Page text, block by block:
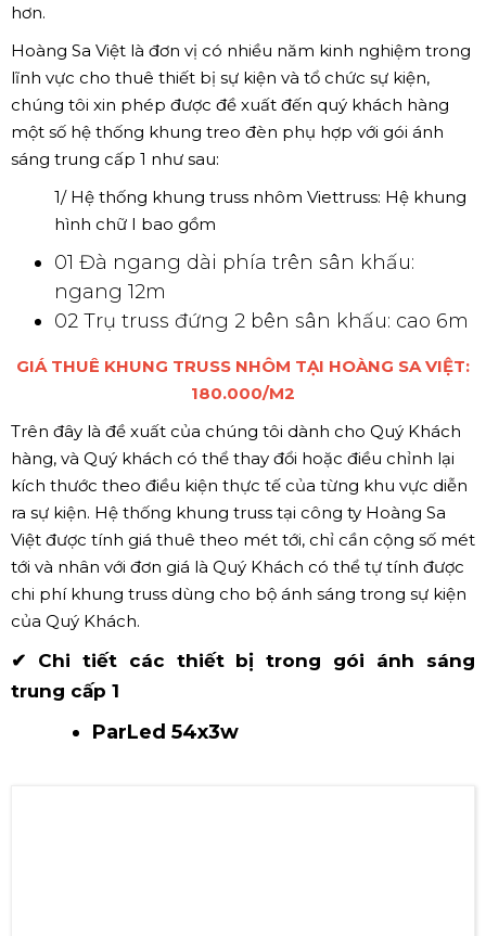
hơn.
Hoàng Sa Việt là đơn vị có nhiều năm kinh nghiệm trong
lĩnh vực cho thuê thiết bị sự kiện và tổ chức sự kiện,
chúng tôi xin phép được đề xuất đến quý khách hàng
một số hệ thống khung treo đèn phụ hợp với gói ánh
sáng trung cấp 1 như sau:
1/ Hệ thống khung truss nhôm Viettruss: Hệ khung
hình chữ I bao gồm
01 Đà ngang dài phía trên sân khấu:
ngang 12m
02 Trụ truss đứng 2 bên sân khấu: cao 6m
GIÁ THUÊ KHUNG TRUSS NHÔM TẠI HOÀNG SA VIỆT:
180.000/M2
Trên đây là đề xuất của chúng tôi dành cho Quý Khách
hàng, và Quý khách có thể thay đổi hoặc điều chỉnh lại
kích thước theo điều kiện thực tế của từng khu vực diễn
ra sự kiện. Hệ thống khung truss tại công ty Hoàng Sa
Việt được tính giá thuê theo mét tới, chỉ cần cộng số mét
tới và nhân với đơn giá là Quý Khách có thể tự tính được
chi phí khung truss dùng cho bộ ánh sáng trong sự kiện
của Quý Khách.
✔ Chi tiết các thiết bị trong gói ánh sáng
trung cấp 1
ParLed 54x3w